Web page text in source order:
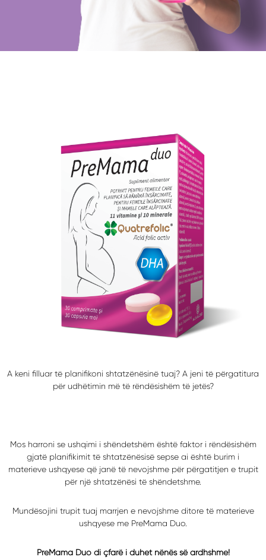
A keni filluar të planifikoni shtatzënësinë tuaj? A jeni të përgatitura
për udhëtimin më të rëndësishëm të jetës?
Mos harroni se ushqimi i shëndetshëm është faktor i rëndësishëm
gjatë planifikimit të shtatzënësisë sepse ai është burim i
materieve ushqyese që janë të nevojshme për përgatitjen e trupit
për një shtatzënësi të shëndetshme.
Mundësojini trupit tuaj marrjen e nevojshme ditore të materieve
ushqyese me PreMama Duo.
PreMama Duo di çfarë i duhet nënës së ardhshme!